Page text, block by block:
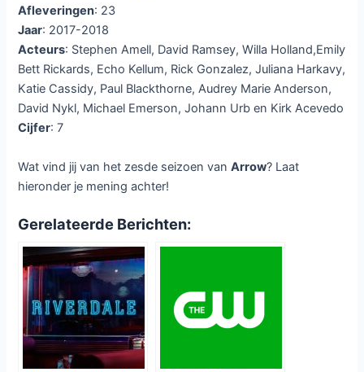
Afleveringen: 23
Jaar: 2017-2018
Acteurs: Stephen Amell, David Ramsey, Willa Holland,Emily
Bett Rickards, Echo Kellum, Rick Gonzalez, Juliana Harkavy,
Katie Cassidy, Paul Blackthorne, Audrey Marie Anderson,
David Nykl, Michael Emerson, Johann Urb en Kirk Acevedo
Cijfer: 7
Wat vind jij van het zesde seizoen vanArrow? Laat
hieronder je mening achter!
Gerelateerde Berichten: